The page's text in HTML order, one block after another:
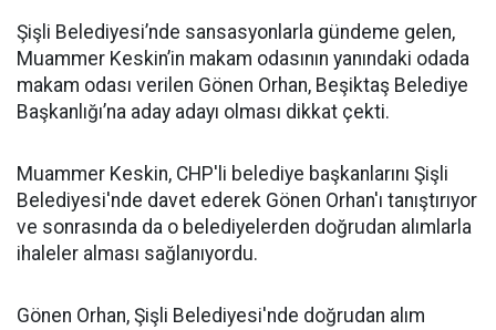
Şişli Belediyesi’nde sansasyonlarla gündeme gelen,
Muammer Keskin’in makam odasının yanındaki odada
makam odası verilen Gönen Orhan, Beşiktaş Belediye
Başkanlığı’na aday adayı olması dikkat çekti.
Muammer Keskin, CHP'li belediye başkanlarını Şişli
Belediyesi'nde davet ederek Gönen Orhan'ı tanıştırıyor
ve sonrasında da o belediyelerden doğrudan alımlarla
ihaleler alması sağlanıyordu.
Gönen Orhan, Şişli Belediyesi'nde doğrudan alım